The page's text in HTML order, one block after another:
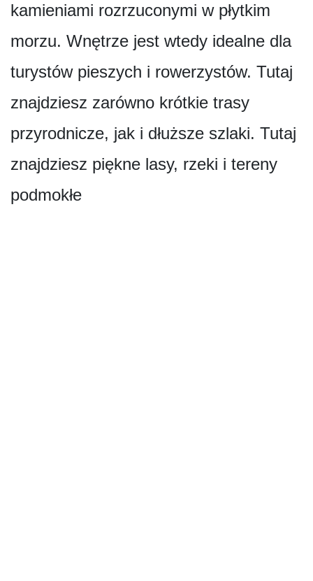
kamieniami rozrzuconymi w płytkim
morzu. Wnętrze jest wtedy idealne dla
turystów pieszych i rowerzystów. Tutaj
znajdziesz zarówno krótkie trasy
przyrodnicze, jak i dłuższe szlaki. Tutaj
znajdziesz piękne lasy, rzeki i tereny
podmokłe